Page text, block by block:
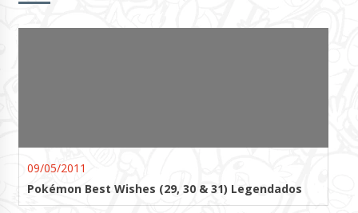
09/05/2011
Pokémon Best Wishes (29, 30 & 31) Legendados